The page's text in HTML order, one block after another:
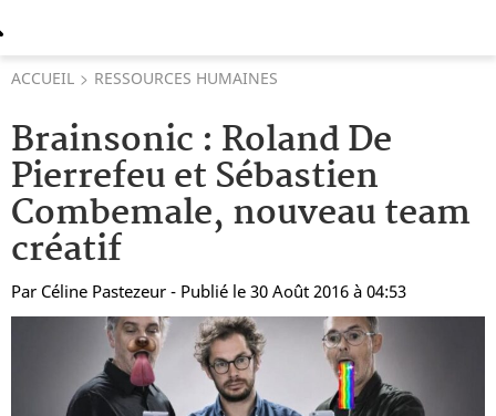
ACCUEIL RESSOURCES HUMAINES
Brainsonic : Roland De
Pierrefeu et Sébastien
Combemale, nouveau team
créatif
Par Céline Pastezeur - Publié le 30 Août 2016 à 04:53